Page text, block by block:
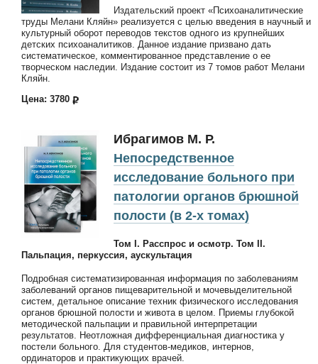
Издательский проект «Психоаналитические
труды Мелани Кляйн» реализуется с целью введения в научный и
культурный оборот переводов текстов одного из крупнейших
детских психоаналитиков. Данное издание призвано дать
систематическое, комментированное представление о ее
творческом наследии. Издание состоит из 7 томов работ Мелани
Кляйн.
Цена: 3780
Ибрагимов М. Р.
Непосредственное
исследование больного при
патологии органов брюшной
полости (в 2-х томах)
Том I. Расспрос и осмотр. Том II.
Пальпация, перкуссия, аускультация
Подробная систематизированная информация по заболеваниям
заболеваний органов пищеварительной и мочевыделительной
систем, детальное описание техник физического исследования
органов брюшной полости и живота в целом. Приeмы глубокой
методической пальпации и правильной интерпретации
результатов. Неотложная дифференциальная диагностика у
постели больного. Для студентов-медиков, интернов,
ординаторов и практикующих врачей.